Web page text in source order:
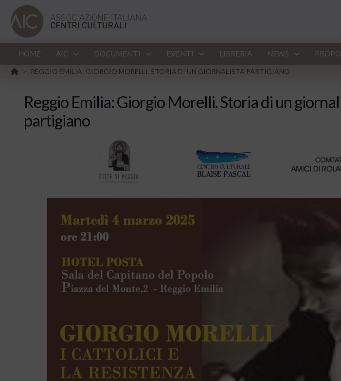
HOME AIC DOCUMENTI EVENTI LIBRERIA NEWS
HOME
> REGGIO EMILIA: GIORGIO MORELLI. STORIA DI UN GIORNALISTA PARTIGIANO
Reggio Emilia: Giorgio Morelli. Storia di un
partigiano